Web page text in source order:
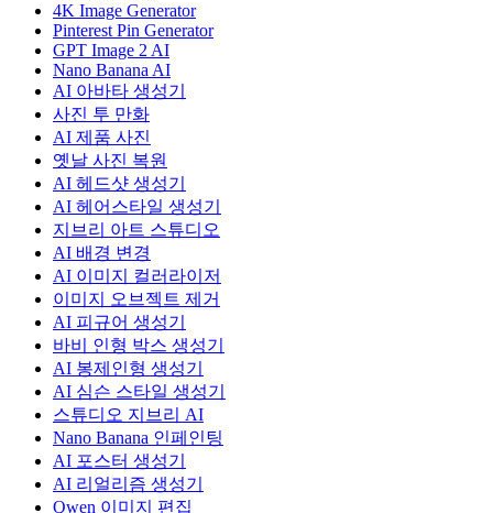
4K Image Generator
Pinterest Pin Generator
GPT Image 2 AI
Nano Banana AI
AI 아바타 생성기
사진 투 만화
AI 제품 사진
옛날 사진 복원
AI 헤드샷 생성기
AI 헤어스타일 생성기
지브리 아트 스튜디오
AI 배경 변경
AI 이미지 컬러라이저
이미지 오브젝트 제거
AI 피규어 생성기
바비 인형 박스 생성기
AI 봉제인형 생성기
AI 심슨 스타일 생성기
스튜디오 지브리 AI
Nano Banana 인페인팅
AI 포스터 생성기
AI 리얼리즘 생성기
Qwen 이미지 편집